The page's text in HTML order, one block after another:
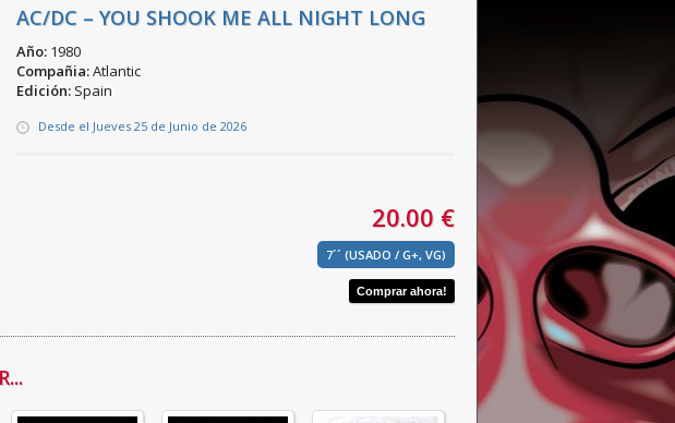
AC/DC – YOU SHOOK ME ALL NIGHT LONG
Año: 1980
Compañia:Atlantic
Edición: Spain
Desde el Jueves 25 de Junio de 2026
20.00 €
7´´ (USADO / G+, VG)